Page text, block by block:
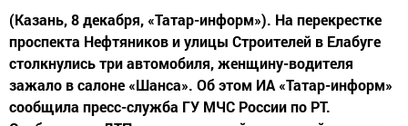
(Казань, 8 декабря, «Татар-информ»). На перекрестке
проспекта Нефтяников и улицы Строителей в Елабуге
столкнулись три автомобиля, женщину-водителя
зажало в салоне «Шанса». Об этом ИА «Татар-информ»
сообщила пресс-служба ГУ МЧС России по РТ.